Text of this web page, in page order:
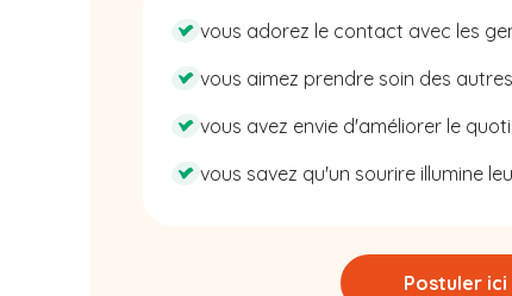
vous adorez le contact avec les
vous aimez prendre soin des
vous avez envie d'améliorer le
vous savez qu'un sourire illumine
Postuler ici